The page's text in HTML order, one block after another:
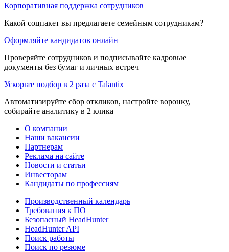
Корпоративная поддержка сотрудников
Какой соцпакет вы предлагаете семейным сотрудникам?
Оформляйте кандидатов онлайн
Проверяйте сотрудников и подписывайте кадровые
документы без бумаг и личных встреч
Ускорьте подбор в 2 раза с Talantix
Автоматизируйте сбор откликов, настройте воронку,
собирайте аналитику в 2 клика
О компании
Наши вакансии
Партнерам
Реклама на сайте
Новости и статьи
Инвесторам
Кандидаты по профессиям
Производственный календарь
Требования к ПО
Безопасный HeadHunter
HeadHunter API
Поиск работы
Поиск по резюме